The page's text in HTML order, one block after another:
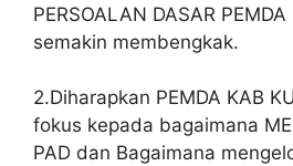
PERSOALAN DASAR
semakin membengkak.
2.Diharapkan PEMDA KAB
fokus kepada bagaimana
PAD dan Bagaimana